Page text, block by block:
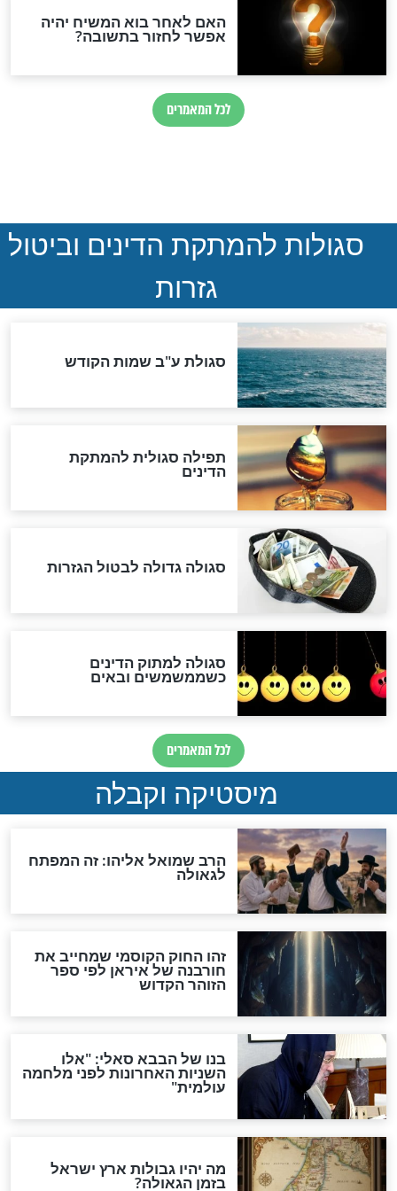
ואיראן: בלי שקיפות ועם הרבה
סימני שאלה
המסמך האבוד שנחשף
שורדת השואה שחוגגת 100:
"מודה לקב"ה על כל השנים"
"נביא בעיר": מכירת המחלה
לגוי והוספת השם חזקיהו
לרפואת הרב דב הכהן קוק
לכל המאמרים
אחרית הימים
האם אפשר לחשב את הקץ?
מה יהיה בימות המשיח?
"לפני הגאולה תהיה אפיקורסות
והכחשה גדולה מאוד של
האמונה"
האם לאחר בוא המשיח יהיה
אפשר לחזור בתשובה?